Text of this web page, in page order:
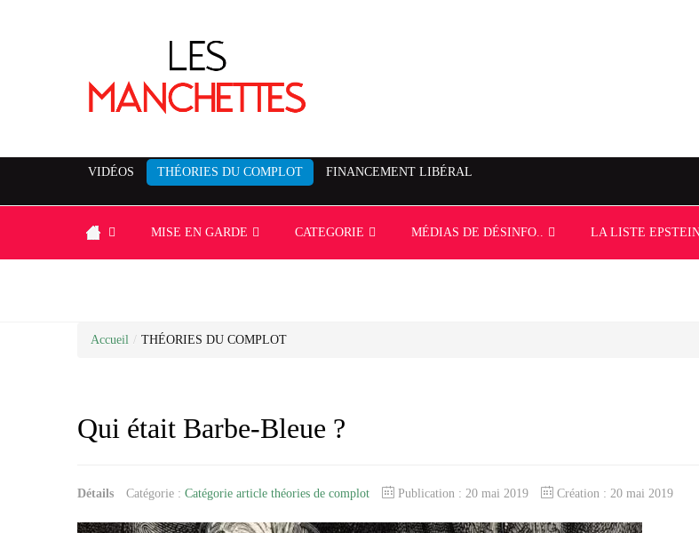
VIDÉOS THÉORIES DU COMPLOT FINANCEMENT LIBÉRAL
MISE EN GARDE CATEGORIE MÉDIAS DE DÉSINFO.. LA LISTE
Accueil / THÉORIES DU COMPLOT
Qui était Barbe-Bleue ?
Détails Catégorie : Catégorie article théories de complot Publication : 20 mai 2019 Création : 20 mai 2019